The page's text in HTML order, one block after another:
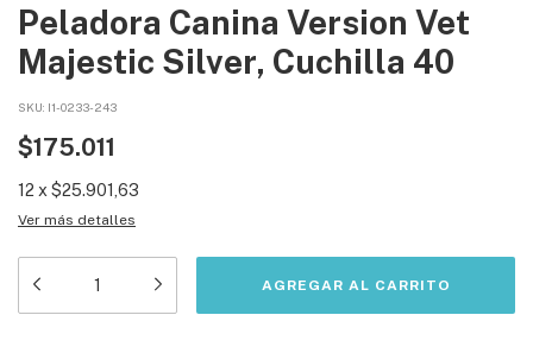
Peladora Canina Version Vet
Majestic Silver, Cuchilla 40
SKU: I1-0233-243
$175.011
12 x $25.901,63
Ver más detalles